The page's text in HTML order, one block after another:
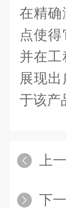
在精确
点使
并在
展现
于该产
上
下